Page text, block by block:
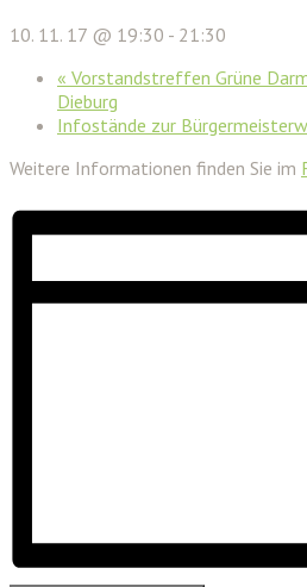
10. 11. 17 @ 19:30 - 21:30
« Vorstandstreffen Grüne
Dieburg
Infostände zur
Weitere Informationen finden Sie im